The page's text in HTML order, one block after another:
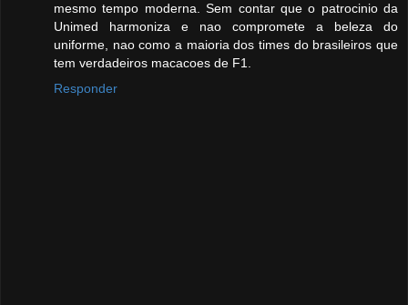
mesmo tempo moderna. Sem contar que o patrocinio da
Unimed harmoniza e nao compromete a beleza do
uniforme, nao como a maioria dos times do brasileiros que
tem verdadeiros macacoes de F1.
Responder